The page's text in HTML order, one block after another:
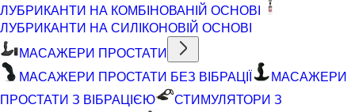
ЛУБРИКАНТИ НА КОМБІНОВАНІЙ ОСНОВІ
ЛУБРИКАНТИ НА СИЛІКОНОВІЙ ОСНОВІ
МАСАЖЕРИ ПРОСТАТИ
МАСАЖЕРИ ПРОСТАТИ БЕЗ ВІБРАЦІЇ
МАСАЖЕРИ
ПРОСТАТИ З ВІБРАЦІЄЮ
СТИМУЛЯТОРИ З